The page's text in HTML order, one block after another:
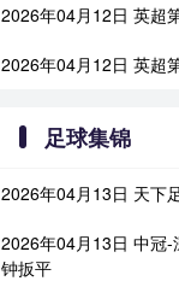
2026年04月12日 英超
2026年04月12日 英超
足球集锦
2026年04月13日 天下
2026年04月13日 中冠
钟扳平